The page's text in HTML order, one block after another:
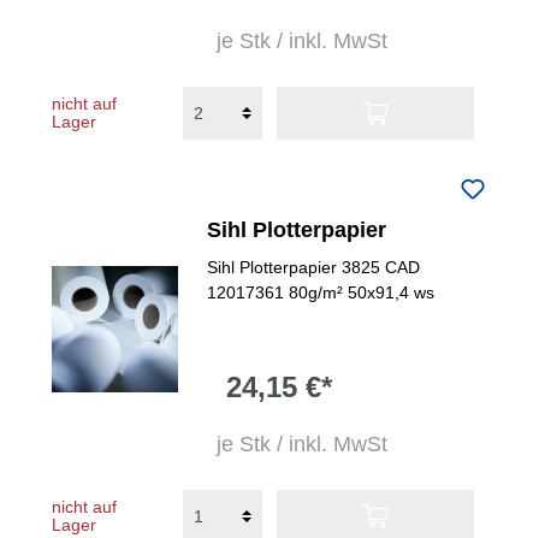
je Stk / inkl. MwSt
nicht auf
Lager
Sihl Plotterpapier
Sihl Plotterpapier 3825 CAD
12017361 80g/m² 50x91,4 ws
24,15 €*
je Stk / inkl. MwSt
nicht auf
Lager